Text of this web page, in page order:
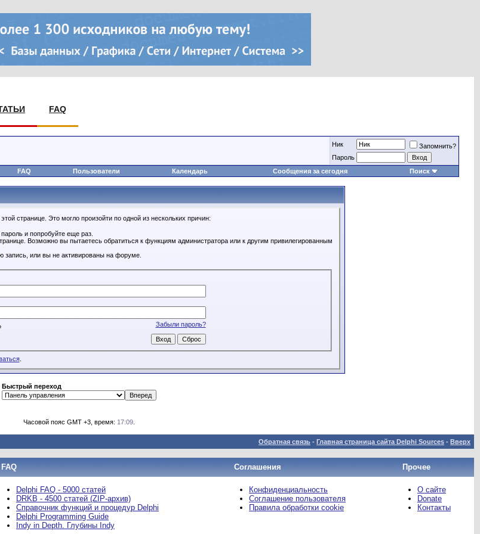
FAQ
Ник
Запомнить?
Пароль
FAQ Пользователи Календарь Сообщения за сегодня Поиск
странице. Это могло произойти по одной из нескольких причин:
и попробуйте еще раз.
Возможно вы пытаетесь обратиться к функциям администратора или к другим привилегированным
запись, или вы не активированы на форуме.
Забыли пароль?
.
Быстрый переход
Часовой пояс GMT +3, время: 17:09.
Обратная связь - Главная страница сайта Delphi Sources - Вверх
FAQ Соглашения Прочее
Delphi FAQ - 5000 статей
DRKB - 4500 статей (ZIP-архив)
Справочник функций и процедур Delphi
Delphi Programming Guide
Indy in Depth. Глубины Indy
Конфиденциальность
Соглашение пользователя
Правила обработки cookie
О сайте
Donate
Контакты